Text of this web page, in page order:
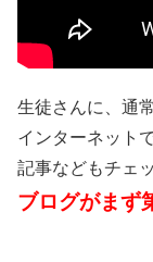
生徒さんに、通
インターネット
記事などもチェ
ブログがまず